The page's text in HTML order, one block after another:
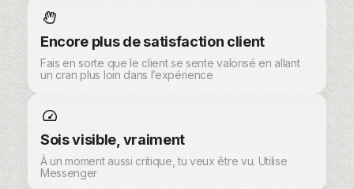
Encore plus de satisfaction client
Fais en sorte que le client se sente valorisé en allant
un cran plus loin dans l’expérience
Sois visible, vraiment
À un moment aussi critique, tu veux être vu. Utilise
Messenger